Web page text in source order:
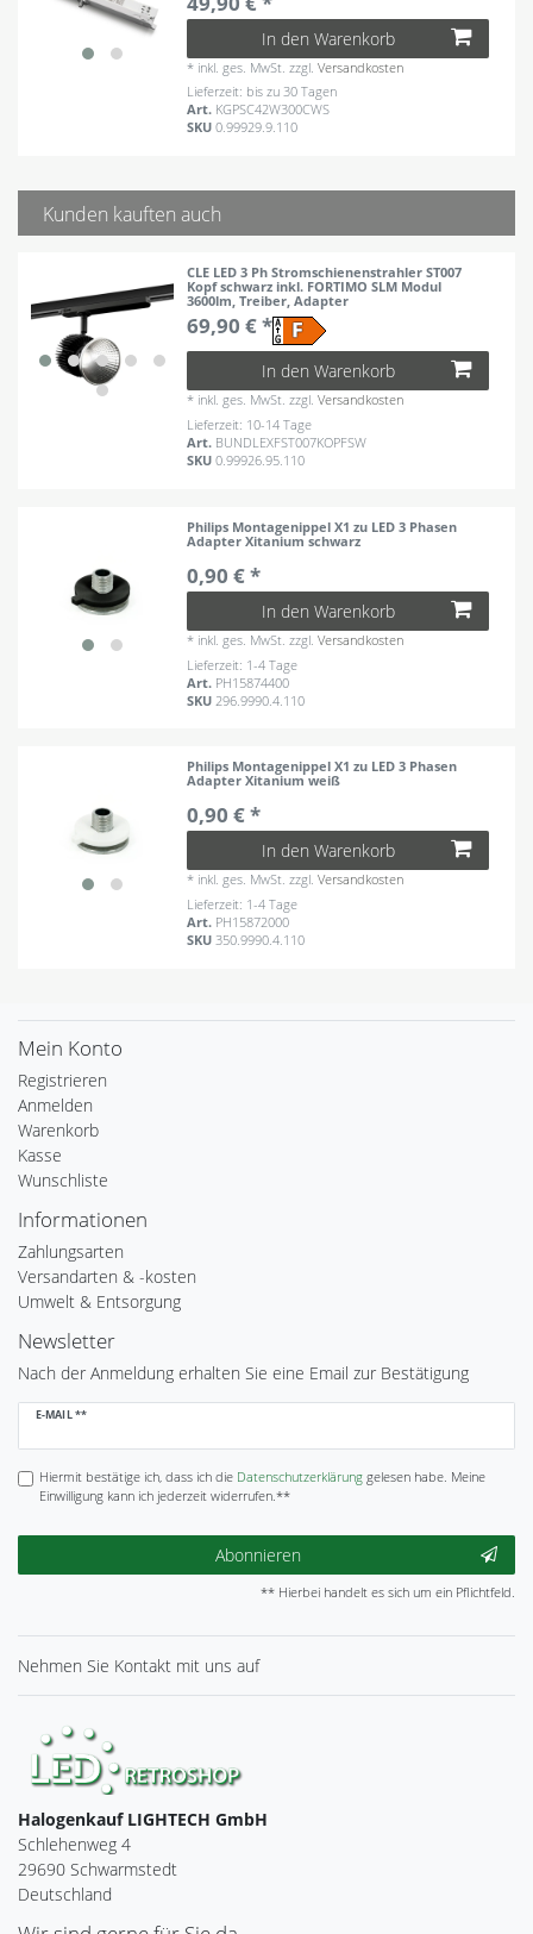
In den Warenkorb
* inkl. ges. MwSt. zzgl.Versandkosten
Lieferzeit: bis zu 30 Tagen
Art. KGPSC42W300CWS
SKU0.99929.9.110
Kunden kauften auch
CLE LED 3 Ph Stromschienenstrahler ST007
Kopf schwarz inkl. FORTIMO SLM Modul
3600lm, Treiber, Adapter
69,90 € *
In den Warenkorb
* inkl. ges. MwSt. zzgl.Versandkosten
Lieferzeit: 10-14 Tage
Art. BUNDLEXFST007KOPFSW
SKU0.99926.95.110
Philips Montagenippel X1 zu LED 3 Phasen
Adapter Xitanium schwarz
0,90 € *
In den Warenkorb
* inkl. ges. MwSt. zzgl.Versandkosten
Lieferzeit: 1-4 Tage
Art. PH15874400
SKU 296.9990.4.110
Philips Montagenippel X1 zu LED 3 Phasen
Adapter Xitanium weiß
0,90 € *
In den Warenkorb
* inkl. ges. MwSt. zzgl.Versandkosten
Lieferzeit: 1-4 Tage
Art. PH15872000
SKU 350.9990.4.110
Mein Konto
Registrieren
Anmelden
Warenkorb
Kasse
Wunschliste
Informationen
Zahlungsarten
Versandarten & -kosten
Umwelt & Entsorgung
Newsletter
Nach der Anmeldung erhalten Sie eine Email zur Bestätigung
E-MAIL **
Newsletter
Hiermit bestätige ich, dass ich die Daten­schutz­erklärunggelesen habe. Meine
Einwilligung kann ich jederzeit widerrufen.**
Abonnieren
** Hierbei handelt es sich um ein Pflichtfeld.
Nehmen Sie Kontakt mit uns auf
Halogenkauf LIGHTECH GmbH
Schlehenweg 4
29690 Schwarmstedt
Deutschland